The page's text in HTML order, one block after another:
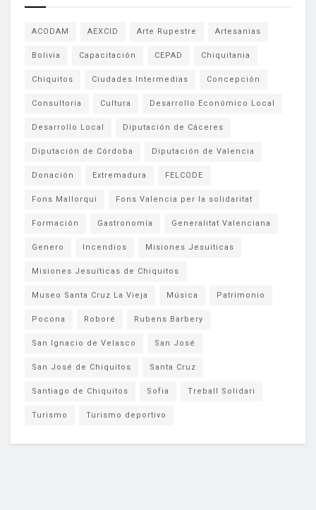
ACODAM AEXCID Arte Rupestre Artesanias
Bolivia Capacitación CEPAD Chiquitania
Chiquitos Ciudades Intermedias Concepción
Consultoria Cultura Desarrollo Económico Local
Desarrollo Local Diputación de Cáceres
Diputación de Córdoba Diputación de Valencia
Donación Extremadura FELCODE
Fons Mallorqui Fons Valencia per la solidaritat
Formación Gastronomía Generalitat Valenciana
Genero Incendios Misiones Jesuiticas
Misiones Jesuíticas de Chiquitos
Museo Santa Cruz La Vieja Música Patrimonio
Pocona Roboré Rubens Barbery
San Ignacio de Velasco San José
San José de Chiquitos Santa Cruz
Santiago de Chiquitos Sofia Treball Solidari
Turismo Turismo deportivo